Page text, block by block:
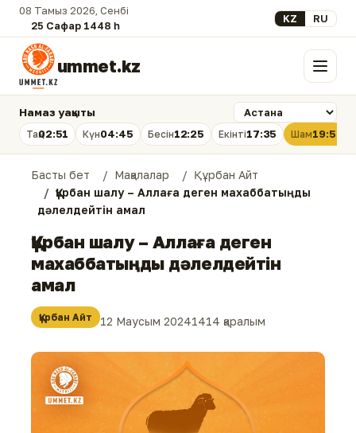
08 Тамыз 2026, Сенбі
25 Сафар 1448 һ.
Select your
KZ RU
ummet.kz Мәзір
Намаз уақыты
Таң02:51 Күн04:45 Бесін12:25 Екінті17:35 Шам19:54
Басты бет Мақалалар
Құрбан Айт
Құрбан шалу – Аллаға деген махаббатыңды
дәлелдейтін амал
Құрбан шалу – Аллаға деген
махаббатыңды дәлелдейтін
амал
Құрбан Айт 12 Маусым 20241414 қаралым